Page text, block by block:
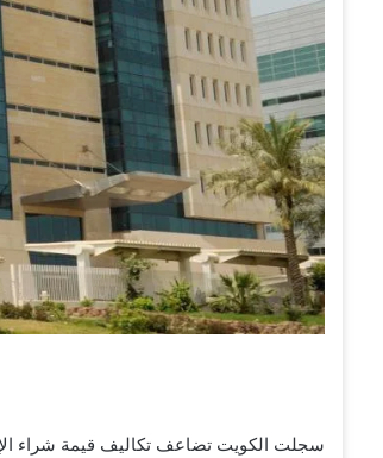
سجلت الكويت تضاعف تكاليف قيمة شراء